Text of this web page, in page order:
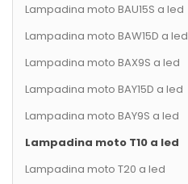
Lampadina moto BAU15S a led
Lampadina moto BAW15D a led
Lampadina moto BAX9S a led
Lampadina moto BAY15D a led
Lampadina moto BAY9S a led
Lampadina moto T10 a led
Lampadina moto T20 a led